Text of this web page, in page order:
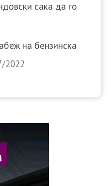
сака да го
на бензинска
2022